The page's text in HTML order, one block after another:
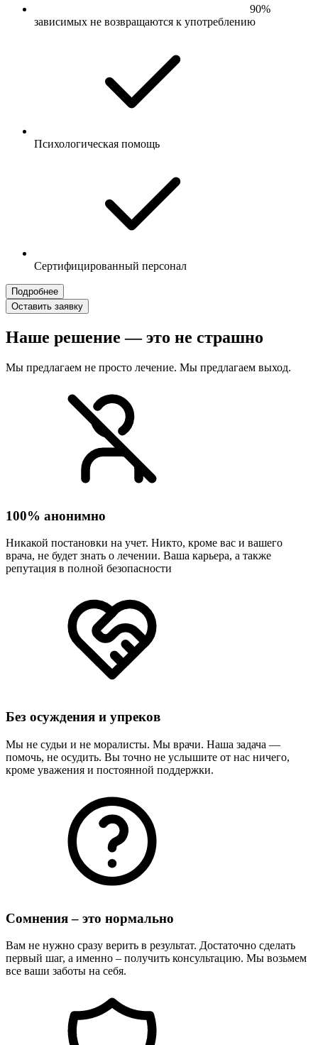
90%
зависимых не возвращаются к употреблению
Психологическая помощь
Сертифицированный персонал
Подробнее
Оставить заявку
Наше решение — это не страшно
Мы предлагаем не просто лечение. Мы предлагаем выход.
100% анонимно
Никакой постановки на учет. Никто, кроме вас и вашего
врача, не будет знать о лечении. Ваша карьера, а также
репутация в полной безопасности
Без осуждения и упреков
Мы не судьи и не моралисты. Мы врачи. Наша задача —
помочь, не осудить. Вы точно не услышите от нас ничего,
кроме уважения и постоянной поддержки.
Сомнения – это нормально
Вам не нужно сразу верить в результат. Достаточно сделать
первый шаг, а именно – получить консультацию. Мы возьмем
все ваши заботы на себя.